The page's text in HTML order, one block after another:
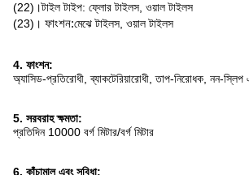
(22)।টাইল টাইপ: ফ্লোর টাইলস, ওয়াল টাইলস
(23)। ফাংশন:মেঝে টাইলস, ওয়াল টাইলস
4. ফাংশন:
অ্যাসিড-প্রতিরোধী, ব্যাকটেরিয়ারোধী, তাপ-নিরোধক, নন-স্লিপ
5. সরবরাহ ক্ষমতা:
প্রতিদিন 10000 বর্গ মিটার/বর্গ মিটার
6. কাঁচামাল এবং সুবিধা: